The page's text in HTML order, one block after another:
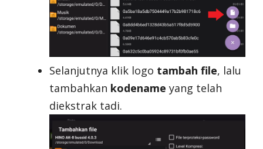
Selanjutnya klik logo tambah file, lalu
tambahkan kodename yang telah
diekstrak tadi.